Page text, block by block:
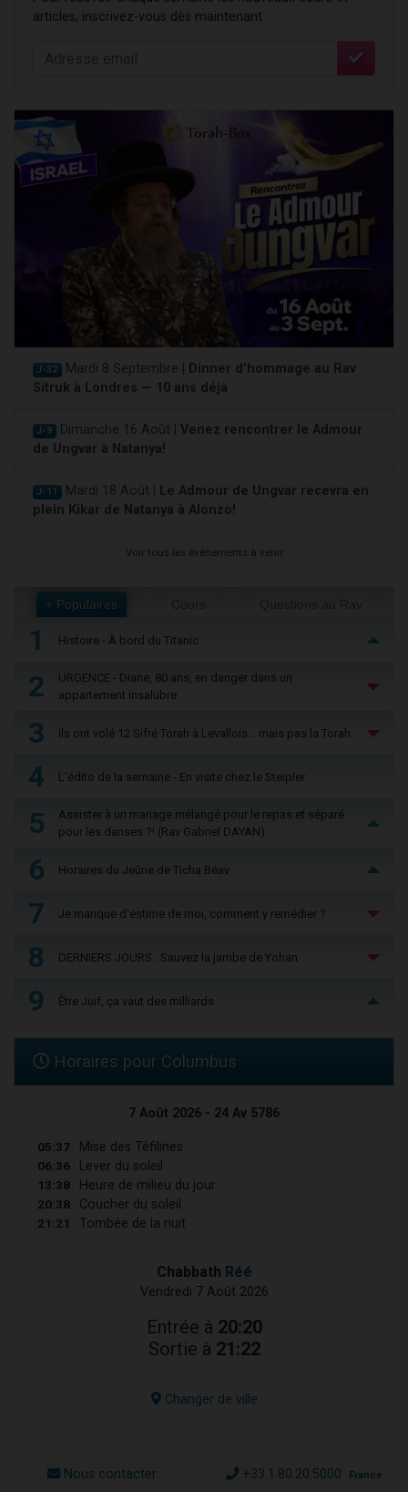
articles, inscrivez-vous dès maintenant :
J-32 Mardi 8 Septembre |
Dinner d'hommage au Rav
Sitruk à Londres — 10 ans déjà
J-9 Dimanche 16 Août | Venez rencontrer le Admour
de Ungvar à Natanya!
J-11 Mardi 18 Août |
Le Admour de Ungvar recevra en
plein Kikar de Natanya à Alonzo!
Voir tous les événements à venir
+ Populaires
1 Histoire - À bord du Titanic
2
URGENCE - Diane, 80 ans, en danger dans un
appartement insalubre
3 Ils ont volé 12 Sifré Torah à Levallois… mais pas la Torah
4 L'édito de la semaine - En visite chez le Steipler
5
Assister à un mariage mélangé pour le repas et séparé
pour les danses ?! (Rav Gabriel DAYAN)
6 Horaires du Jeûne de Ticha Béav
7 Je manque d'estime de moi, comment y remédier ?
8 DERNIERS JOURS : Sauvez la jambe de Yohan
9 Être Juif, ça vaut des milliards
Horaires pour Columbus
7 Août 2026 - 24 Av 5786
05:37 Mise des Téfilines
06:36 Lever du soleil
13:38 Heure de milieu du jour
20:38 Coucher du soleil
21:21 Tombée de la nuit
Chabbath Réé
Vendredi 7 Août 2026
Entrée à 20:20
Sortie à 21:22
Changer de ville
Nous contacter +33.1.80.20.5000 France